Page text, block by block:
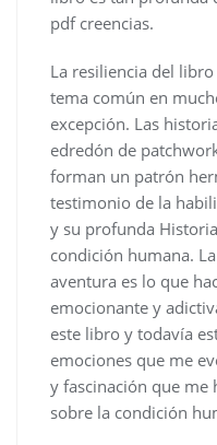
pdf creencias.
La resiliencia del
tema común en
excepción. Las
edredón de
forman un patrón
testimonio de la
y su profunda
condición humana.
aventura es lo que
emocionante y
este libro y todavía
emociones que me
y fascinación que me
sobre la condición